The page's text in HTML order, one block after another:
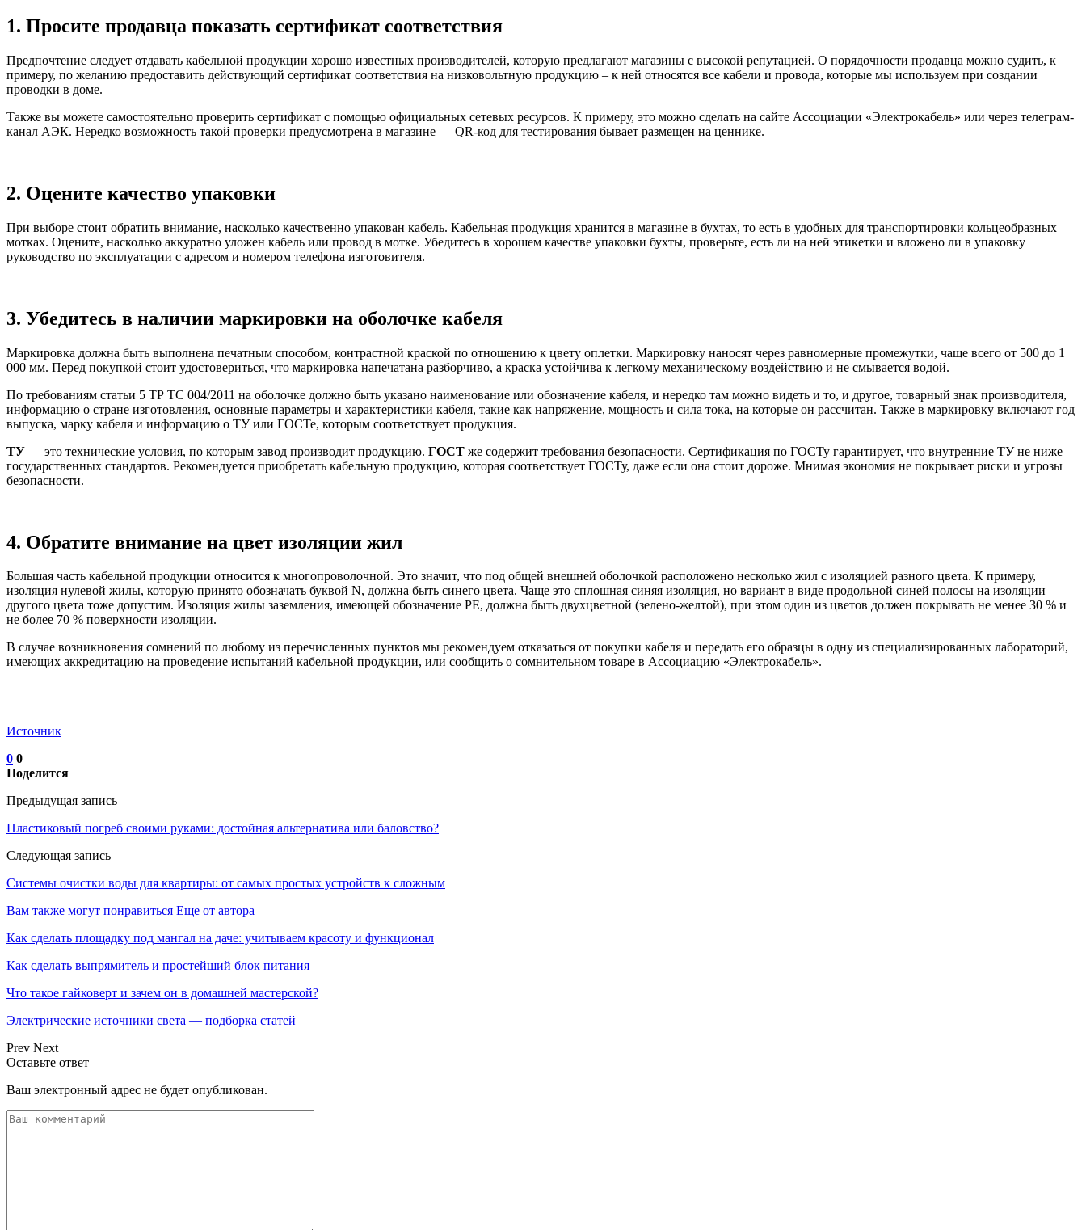
1. Просите продавца показать сертификат соответствия
Предпочтение следует отдавать кабельной продукции хорошо известных производителей, которую предлагают магазины с высокой репутацией. О порядочности продавца можно судить, к
примеру, по желанию предоставить действующий сертификат соответствия на низковольтную продукцию – к ней относятся все кабели и провода, которые мы используем при создании
проводки в доме.
Также вы можете самостоятельно проверить сертификат с помощью официальных сетевых ресурсов. К примеру, это можно сделать на сайте Ассоциации «Электрокабель» или через телеграм-
канал АЭК. Нередко возможность такой проверки предусмотрена в магазине — QR-код для тестирования бывает размещен на ценнике.
2. Оцените качество упаковки
При выборе стоит обратить внимание, насколько качественно упакован кабель. Кабельная продукция хранится в магазине в бухтах, то есть в удобных для транспортировки кольцеобразных
мотках. Оцените, насколько аккуратно уложен кабель или провод в мотке. Убедитесь в хорошем качестве упаковки бухты, проверьте, есть ли на ней этикетки и вложено ли в упаковку
руководство по эксплуатации с адресом и номером телефона изготовителя.
3. Убедитесь в наличии маркировки на оболочке кабеля
Маркировка должна быть выполнена печатным способом, контрастной краской по отношению к цвету оплетки. Маркировку наносят через равномерные промежутки, чаще всего от 500 до 1
000 мм. Перед покупкой стоит удостовериться, что маркировка напечатана разборчиво, а краска устойчива к легкому механическому воздействию и не смывается водой.
По требованиям статьи 5 ТР ТС 004/2011 на оболочке должно быть указано наименование или обозначение кабеля, и нередко там можно видеть и то, и другое, товарный знак производителя,
информацию о стране изготовления, основные параметры и характеристики кабеля, такие как напряжение, мощность и сила тока, на которые он рассчитан. Также в маркировку включают год
выпуска, марку кабеля и информацию о ТУ или ГОСТе, которым соответствует продукция.
ТУ — это технические условия, по которым завод производит продукцию. ГОСТ же содержит требования безопасности. Сертификация по ГОСТу гарантирует, что внутренние ТУ не ниже
государственных стандартов. Рекомендуется приобретать кабельную продукцию, которая соответствует ГОСТу, даже если она стоит дороже. Мнимая экономия не покрывает риски и угрозы
безопасности.
4. Обратите внимание на цвет изоляции жил
Большая часть кабельной продукции относится к многопроволочной. Это значит, что под общей внешней оболочкой расположено несколько жил с изоляцией разного цвета. К примеру,
изоляция нулевой жилы, которую принято обозначать буквой N, должна быть синего цвета. Чаще это сплошная синяя изоляция, но вариант в виде продольной синей полосы на изоляции
другого цвета тоже допустим. Изоляция жилы заземления, имеющей обозначение РЕ, должна быть двухцветной (зелено-желтой), при этом один из цветов должен покрывать не менее 30 % и
не более 70 % поверхности изоляции.
В случае возникновения сомнений по любому из перечисленных пунктов мы рекомендуем отказаться от покупки кабеля и передать его образцы в одну из специализированных лабораторий,
имеющих аккредитацию на проведение испытаний кабельной продукции, или сообщить о сомнительном товаре в Ассоциацию «Электрокабель».
Источник
0 0
Поделится
Предыдущая запись
Пластиковый погреб своими руками: достойная альтернатива или баловство?
Следующая запись
Системы очистки воды для квартиры: от самых простых устройств к сложным
Вам также могут понравиться Еще от автора
Как сделать площадку под мангал на даче: учитываем красоту и функционал
Как сделать выпрямитель и простейший блок питания
Что такое гайковерт и зачем он в домашней мастерской?
Электрические источники света — подборка статей
Prev Next
Оставьте ответ
Ваш электронный адрес не будет опубликован.